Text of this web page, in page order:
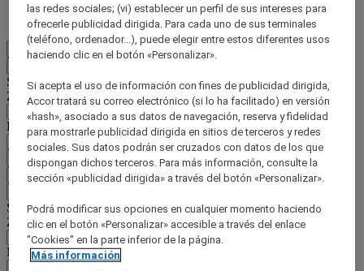
Más
ES
Seleccione su país e idioma a continuación
Zona geográfica
País / Región - Idioma
Confirmar mi país e idioma
EUR (€)
Seleccione su moneda a continuación
Zona geográfica
Moneda
las redes sociales; (vi) establecer un perfil de sus intereses para
ofrecerle publicidad dirigida. Para cada uno de sus terminales
(teléfono, ordenador...), puede elegir entre estos diferentes usos
haciendo clic en el botón «Personalizar».
Si acepta el uso de información con fines de publicidad dirigida,
Accor tratará su correo electrónico (si lo ha facilitado) en versión
«hash», asociado a sus datos de navegación, reserva y fidelidad
para mostrarle publicidad dirigida en sitios de terceros y redes
sociales. Sus datos podrán ser cruzados con datos de los que
dispongan dichos terceros. Para más información, consulte la
sección «publicidad dirigida» a través del botón «Personalizar».
Podrá modificar sus opciones en cualquier momento haciendo
clic en el botón «Personalizar» accesible a través del enlace
"Cookies" en la parte inferior de la página.
Más información